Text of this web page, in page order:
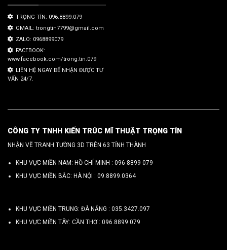
TRỌNG TÍN: 096.8899.079
GMAIL: trongtin7799@gmail.com
ZALO: 0968899079
FACEBOOK:
www.facebook.com/trong.tin.079
LIÊN HỆ NGAY ĐỂ NHẬN ĐƯỢC TƯ
VẤN 24/7.
CÔNG TY TNHH KIẾN TRÚC MĨ THUẬT TRỌNG TÍN
NHẬN VẼ TRANH TƯỜNG 3D TRÊN 63 TỈNH THÀNH
KHU VỰC MIỀN NAM: HỒ CHÍ MINH : 096 8899 079
KHU VỰC MIỀN BẮC: HÀ NỘI : 09.8899.0364
KHU VỰC MIỀN TRUNG: ĐÀ NẴNG : 035.3427.097
KHU VỰC MIỀN TÂY: CẦN THƠ : 096.8899.079